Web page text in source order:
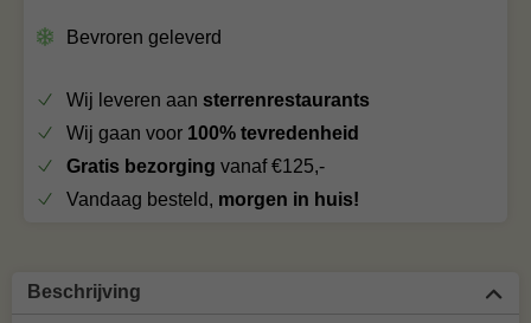
Bevroren geleverd
Wij leveren aan sterrenrestaurants
Wij gaan voor 100% tevredenheid
Gratis bezorging vanaf €125,-
Vandaag besteld, morgen in huis!
Beschrijving